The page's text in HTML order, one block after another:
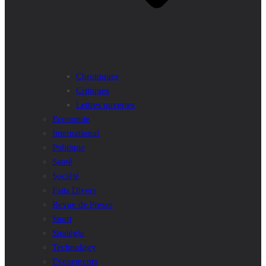
Chroniques
Critiques
Lettres ouvertes
Economie
International
Politique
Santé
Société
Faits Divers
Revue de Presse
Sport
Stratégie
Technology
Evenements